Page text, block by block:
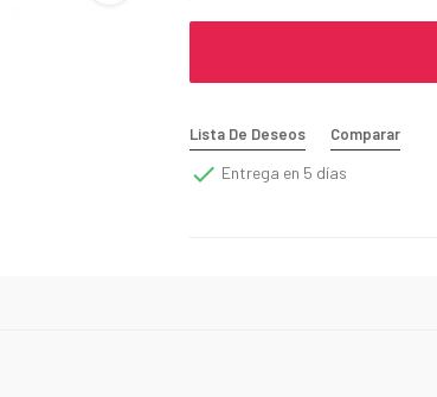
Lista De Deseos Comparar
 Entrega en 5 días